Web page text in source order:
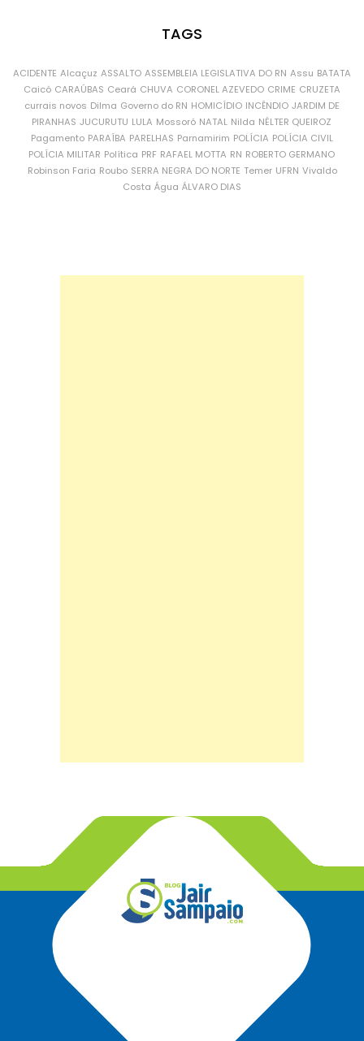
TAGS
ACIDENTE Alcaçuz ASSALTO ASSEMBLEIA LEGISLATIVA DO RN Assu BATATA
Caicó CARAÚBAS Ceará CHUVA CORONEL AZEVEDO CRIME CRUZETA
currais novos Dilma Governo do RN HOMICÍDIO INCÊNDIO JARDIM DE
PIRANHAS JUCURUTU LULA Mossoró NATAL Nilda NÉLTER QUEIROZ
Pagamento PARAÍBA PARELHAS Parnamirim POLÍCIA POLÍCIA CIVIL
POLÍCIA MILITAR Política PRF RAFAEL MOTTA RN ROBERTO GERMANO
Robinson Faria Roubo SERRA NEGRA DO NORTE Temer UFRN Vivaldo
Costa Água ÁLVARO DIAS